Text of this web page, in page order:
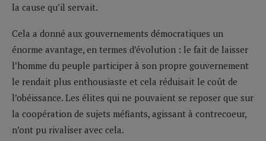
la cause qu’il servait.
Cela a donné aux gouvernements démocratiques un
énorme avantage, en termes d’évolution : le fait de laisser
l’homme du peuple participer à son propre gouvernement
le rendait plus enthousiaste et cela réduisait le coût de
l’obéissance. Les élites qui ne pouvaient se reposer que sur
la coopération de sujets méfiants, agissant à contrecoeur,
n’ont pu rivaliser avec cela.